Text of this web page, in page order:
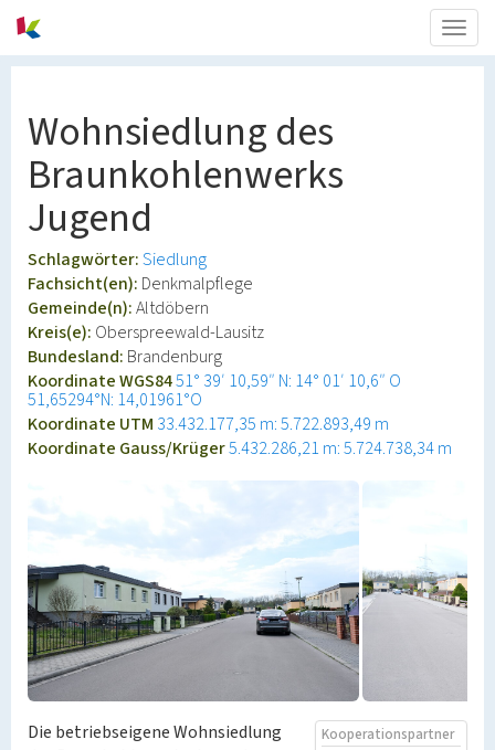
Wohnsiedlung des
Braunkohlenwerks
Jugend
Schlagwörter:Siedlung
Fachsicht(en): Denkmalpflege
Gemeinde(n):Altdöbern
Kreis(e): Oberspreewald-Lausitz
Bundesland: Brandenburg
Koordinate WGS8451° 39′ 10,59″ N: 14° 01′ 10,6″ O
51,65294°N: 14,01961°O
Koordinate UTM 33.432.177,35 m: 5.722.893,49 m
Koordinate Gauss/Krüger5.432.286,21 m: 5.724.738,34 m
Kooperationspartner
Die betriebseigene Wohnsiedlung